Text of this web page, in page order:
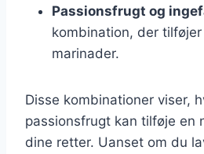
Passionsfrugt og
kombination, der
marinader.
Disse kombinationer viser,
passionsfrugt kan tilføje en
dine retter. Uanset om du